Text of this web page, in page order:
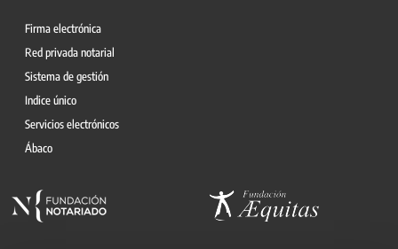
Firma electrónica
Red privada notarial
Sistema de gestión
Indice único
Servicios electrónicos
Ábaco